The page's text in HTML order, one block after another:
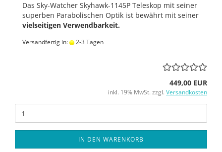
Das Sky-Watcher Skyhawk-1145P Teleskop mit seiner
superben Parabolischen Optik ist bewährt mit seiner
vielseitigen Verwendbarkeit.
Versandfertig in: 2-3 Tagen
449,00 EUR
inkl. 19% MwSt. zzgl. Versandkosten
IN DEN WARENKORB